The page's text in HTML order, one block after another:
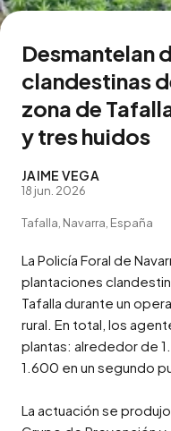
Desmantelan
clandestinas
zona de
y tres huidos
JAIME VEGA
18 jun. 2026
Tafalla, Navarra, España
La Policía Foral de
plantaciones
Tafalla durante un
rural. En total, los
plantas: alrededor de
1.600 en un segundo
La actuación se